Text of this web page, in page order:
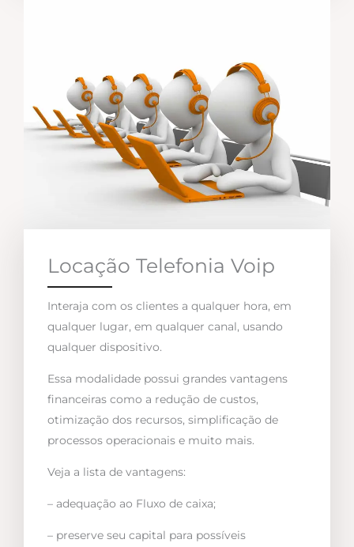
Locação Telefonia Voip
Interaja com os clientes a qualquer hora, em
qualquer lugar, em qualquer canal, usando
qualquer dispositivo.
Essa modalidade possui grandes vantagens
financeiras como a redução de custos,
otimização dos recursos, simplificação de
processos operacionais e muito mais.
Veja a lista de vantagens:
– adequação ao Fluxo de caixa;
– preserve seu capital para possíveis